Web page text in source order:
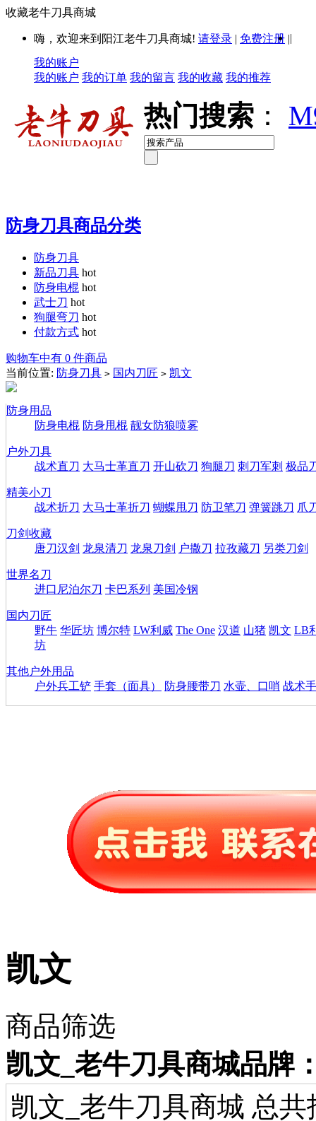
收藏老牛刀具商城
嗨，欢迎来到阳江老牛刀具商城! 请登录 | 免费注册 ||
我的账户
我的账户 我的订单 我的留言 我的收藏 我的推荐
热门搜索 ：
防身刀具商品分类
防身刀具
新品刀具 hot
防身电棍 hot
武士刀 hot
狗腿弯刀 hot
付款方式 hot
购物车中有 0 件商品
当前位置: 防身刀具 > 国内刀匠 > 凯文
防身用品
防身电棍 防身甩棍 靓女防狼喷雾
户外刀具
战术直刀 大马士革直刀 开山砍刀 狗腿刀 刺刀军刺 极品
精美小刀
战术折刀 大马士革折刀 蝴蝶甩刀 防卫笔刀 弹簧跳刀 爪
刀剑收藏
唐刀汉剑 龙泉清刀 龙泉刀剑 户撒刀 拉孜藏刀 另类刀剑
世界名刀
进口尼泊尔刀 卡巴系列 美国冷钢
国内刀匠
野牛 华匠坊 博尔特 LW利威 The One 汉道 山猪 凯文 LB
坊
其他户外用品
户外兵工铲 手套（面具） 防身腰带刀 水壶、口哨 战术
凯文
商品筛选
凯文_老牛刀具商城品牌
凯文_老牛刀具商城 总共